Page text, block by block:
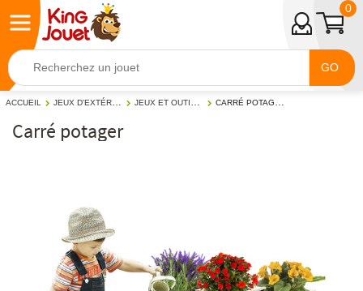
GO
0
ACCUEIL JEUX D'EXTÉRIEUR JEUX ET OUTILS DE JARDINAGE CARRÉ POTAGER
Carré potager